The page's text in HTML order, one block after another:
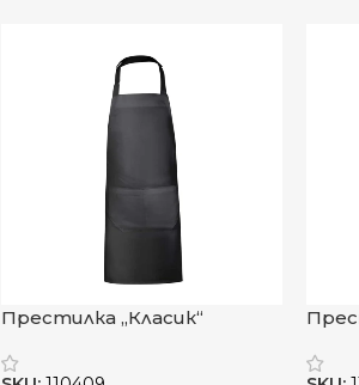
Престилка „Класик“